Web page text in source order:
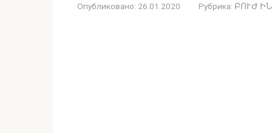
Опубликовано: 26.01.2020 Рубрика: ԲՈՒԺ